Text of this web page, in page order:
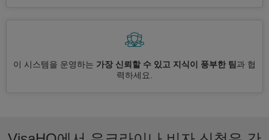
이 시스템을 운영하는 가장 신뢰할 수 있고 지식이 풍부한 팀 과 협
력하세요.